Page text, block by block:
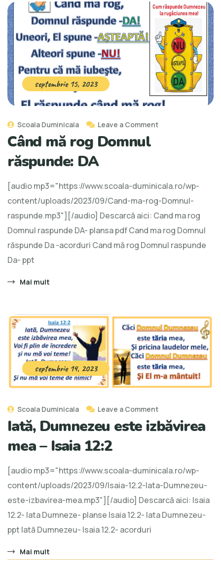
septembrie 15, 2023
Scoala Duminicala Leave a Comment
Când mă rog Domnul
răspunde: DA
[audio mp3="https://www.scoala-duminicala.ro/wp-
content/uploads/2023/09/Cand-ma-rog-Domnul-
raspunde.mp3"][/audio] Descarcă aici: Cand ma rog
Domnul raspunde DA- plansa pdf Cand ma rog Domnul
răspunde Da -acorduri Cand mă rog Domnul raspunde
Da- ppt
Mai mult
septembrie 14, 2023
Scoala Duminicala Leave a Comment
Iată, Dumnezeu este izbăvirea
mea – Isaia 12:2
[audio mp3="https://www.scoala-duminicala.ro/wp-
content/uploads/2023/09/Isaia-12.2-Iata-Dumnezeu-
este-izbavirea-mea.mp3"][/audio] Descarcă aici: Isaia
12.2- Iata Dumneze- planse Isaia 12.2- Iata Dumnezeu-
ppt Iată Dumnezeu- Isaia 12.2- acorduri
Mai mult